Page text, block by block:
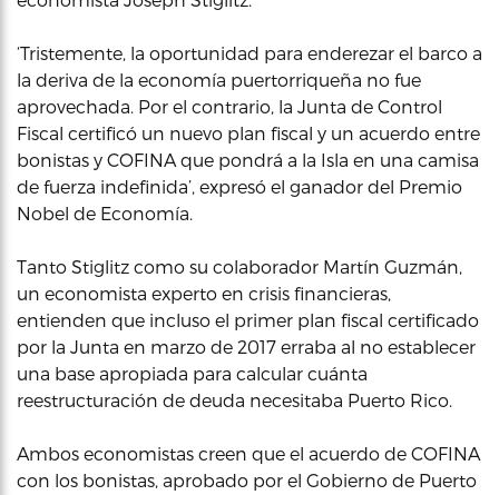
‘Tristemente, la oportunidad para enderezar el barco a
la deriva de la economía puertorriqueña no fue
aprovechada. Por el contrario, la Junta de Control
Fiscal certificó un nuevo plan fiscal y un acuerdo entre
bonistas y COFINA que pondrá a la Isla en una camisa
de fuerza indefinida’, expresó el ganador del Premio
Nobel de Economía.
Tanto Stiglitz como su colaborador Martín Guzmán,
un economista experto en crisis financieras,
entienden que incluso el primer plan fiscal certificado
por la Junta en marzo de 2017 erraba al no establecer
una base apropiada para calcular cuánta
reestructuración de deuda necesitaba Puerto Rico.
Ambos economistas creen que el acuerdo de COFINA
con los bonistas, aprobado por el Gobierno de Puerto